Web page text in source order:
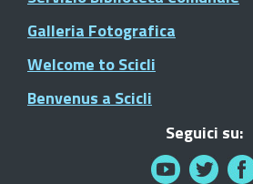
Galleria Fotografica
Welcome to Scicli
Benvenus a Scicli
Seguici su: